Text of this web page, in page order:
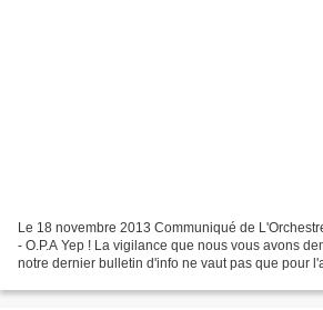
Le 18 novembre 2013 Communiqué de
- O.P.A Yep ! La vigilance que nous vous avons
notre dernier bulletin d'info ne vaut pas que pour